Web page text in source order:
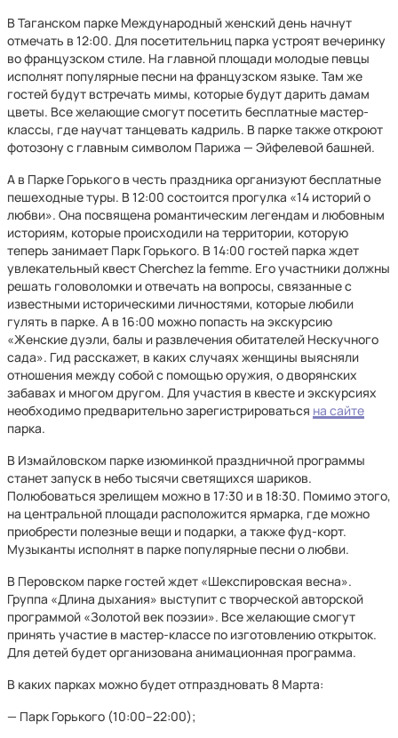
В Таганском парке Международный женский день начнут
отмечать в 12:00. Для посетительниц парка устроят вечеринку
во французском стиле. На главной площади молодые певцы
исполнят популярные песни на французском языке. Там же
гостей будут встречать мимы, которые будут дарить дамам
цветы. Все желающие смогут посетить бесплатные мастер-
классы, где научат танцевать кадриль. В парке также откроют
фотозону с главным символом Парижа — Эйфелевой башней.
А в Парке Горького в честь праздника организуют бесплатные
пешеходные туры. В 12:00 состоится прогулка «14 историй о
любви». Она посвящена романтическим легендам и любовным
историям, которые происходили на территории, которую
теперь занимает Парк Горького. В 14:00 гостей парка ждет
увлекательный квест Cherchez la femme. Его участники должны
решать головоломки и отвечать на вопросы, связанные с
известными историческими личностями, которые любили
гулять в парке. А в 16:00 можно попасть на экскурсию
«Женские дуэли, балы и развлечения обитателей Нескучного
сада». Гид расскажет, в каких случаях женщины выясняли
отношения между собой с помощью оружия, о дворянских
забавах и многом другом. Для участия в квесте и экскурсиях
необходимо предварительно зарегистрироваться на сайте
парка.
В Измайловском парке изюминкой праздничной программы
станет запуск в небо тысячи светящихся шариков.
Полюбоваться зрелищем можно в 17:30 и в 18:30. Помимо этого,
на центральной площади расположится ярмарка, где можно
приобрести полезные вещи и подарки, а также фуд-корт.
Музыканты исполнят в парке популярные песни о любви.
В Перовском парке гостей ждет «Шекспировская весна».
Группа «Длина дыхания» выступит с творческой авторской
программой «Золотой век поэзии». Все желающие смогут
принять участие в мастер-классе по изготовлению открыток.
Для детей будет организована анимационная программа.
В каких парках можно будет отпраздновать 8 Марта:
— Парк Горького (10:00–22:00);